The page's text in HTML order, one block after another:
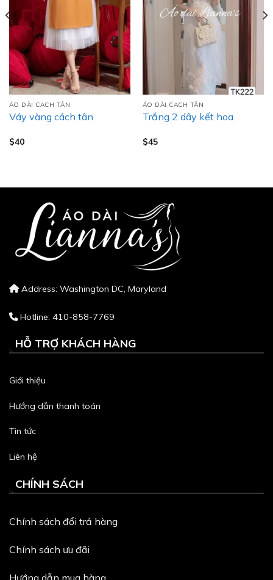
ÁO DÀI CACH TÂN
Váy vàng cách tân
$40
ÁO DÀI CACH TÂN
Trắng 2 dây kết hoa
$45
Address: Washington DC, Maryland
Hotline: 410-858-7769
HỖ TRỢ KHÁCH HÀNG
Giới thiệu
Hướng dẫn thanh toán
Tin tức
Liên hệ
CHÍNH SÁCH
Chính sách đổi trả hàng
Chính sách ưu đãi
Hướng dẫn mua hàng